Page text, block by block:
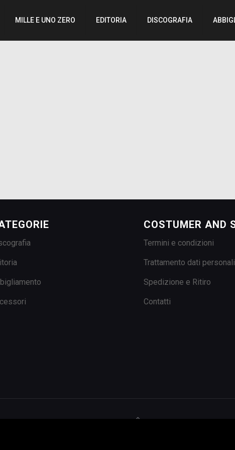
MILLE E UNO ZERO EDITORIA DISCOGRAFIA
COSTUMER AND
Termini e condizioni
Trattamento dati personali
Spedizione e Ritiro
Contatti